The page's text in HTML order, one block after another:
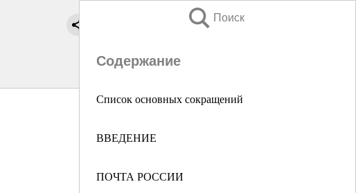
Поиск
Содержание
Список основных сокращений
ВВЕДЕНИЕ
ПОЧТА РОССИИ